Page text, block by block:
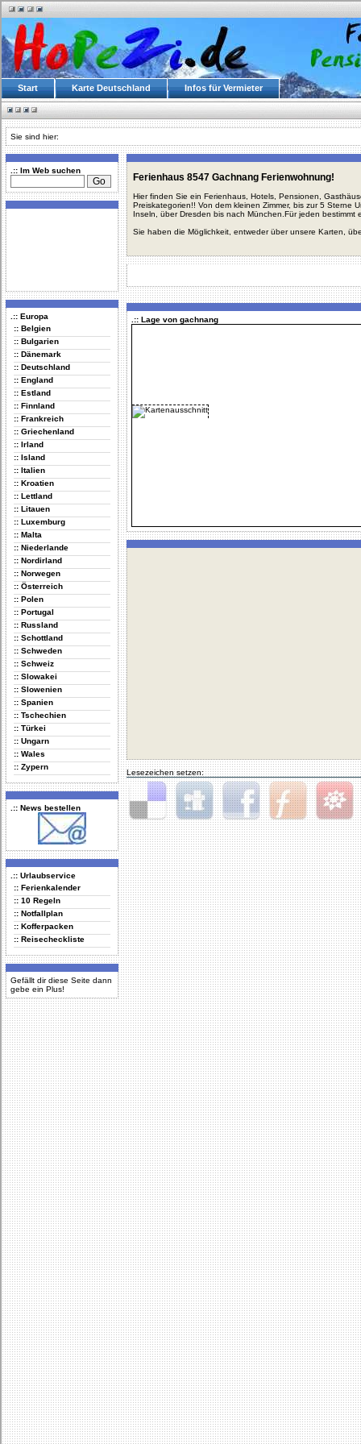
Start Karte Deutschland Infos für Vermieter
Sie sind hier:
.:: Im Web suchen
.:: Europa
:: Belgien
:: Bulgarien
:: Dänemark
:: Deutschland
:: England
:: Estland
:: Finnland
:: Frankreich
:: Griechenland
:: Irland
:: Island
:: Italien
:: Kroatien
:: Lettland
:: Litauen
:: Luxemburg
:: Malta
:: Niederlande
:: Nordirland
:: Norwegen
:: Österreich
:: Polen
:: Portugal
:: Russland
:: Schottland
:: Schweden
:: Schweiz
:: Slowakei
:: Slowenien
:: Spanien
:: Tschechien
:: Türkei
:: Ungarn
:: Wales
:: Zypern
.:: News bestellen
.:: Urlaubservice
:: Ferienkalender
:: 10 Regeln
:: Notfallplan
:: Kofferpacken
:: Reisecheckliste
Gefällt dir diese Seite dann
gebe ein Plus!
Ferienhaus 8547 Gachnang Ferienwohnung!
Hier finden Sie ein Ferienhaus, Hotels, Pensionen,
Preiskategorien!! Von dem kleinen Zimmer, bis zur 5 Sterne
Inseln, über Dresden bis nach München.Für jeden bestimmt
Sie haben die Möglichkeit, entweder über unsere Karten,
.:: Lage von gachnang
Lesezeichen setzen:
Delicious Digg Facebook Furl StudiVZ